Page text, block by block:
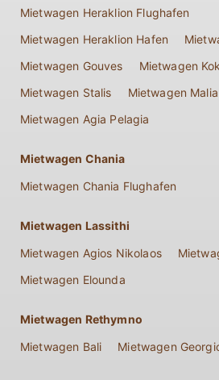
Mietwagen Heraklion Flughafen
Mietwagen Heraklion Hafen
Mietwagen Gouves
Mietwagen
Mietwagen Stalis
Mietwagen Malia
Mietwagen Agia Pelagia
Mietwagen Chania
Mietwagen Chania Flughafen
Mietwagen Lassithi
Mietwagen Agios Nikolaos
Mietwagen Elounda
Mietwagen Rethymno
Mietwagen Bali
Mietwagen